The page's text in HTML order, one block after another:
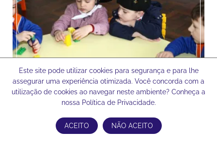
Este site pode utilizar cookies para segurança e para lhe
assegurar uma experiência otimizada. Você concorda com a
utilização de cookies ao navegar neste ambiente? Conheça a
nossa Política de Privacidade.
ACEITO NÃO ACEITO